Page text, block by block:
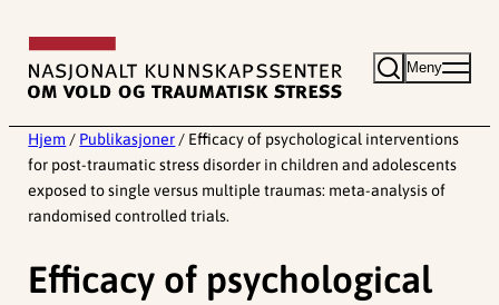
innhold
Meny
Hjem / Publikasjoner / Efficacy of psychological interventions
for post-traumatic stress disorder in children and adolescents
exposed to single versus multiple traumas: meta-analysis of
randomised controlled trials.
Efficacy of psychological